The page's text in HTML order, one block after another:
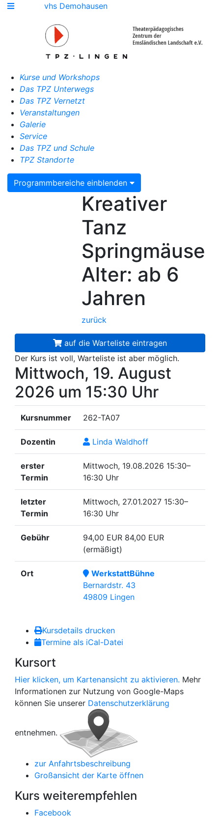
vhs Demohausen
Kurse und Workshops
Das TPZ Unterwegs
Das TPZ Vernetzt
Veranstaltungen
Galerie
Service
Das TPZ und Schule
TPZ Standorte
Programmbereiche einblenden
Kreativer
Tanz
Springmäuse
Alter: ab 6
Jahren
zurück
auf die Warteliste eintragen
Der Kurs ist voll, Warteliste ist aber möglich.
Mittwoch, 19. August
2026 um 15:30 Uhr
Kursnummer 262-TA07
Dozentin Linda Waldhoff
erster
Termin
Mittwoch, 19.08.2026 15:30–
16:30 Uhr
letzter
Termin
Mittwoch, 27.01.2027 15:30–
16:30 Uhr
Gebühr 94,00 EUR 84,00 EUR
(ermäßigt)
Ort
WerkstattBühne
Bernardstr. 43
49809 Lingen
Kursdetails drucken
Termine als iCal-Datei
Kursort
Hier klicken, um Kartenansicht zu aktivieren. Mehr
Informationen zur Nutzung von Google-Maps
können Sie unserer Datenschutzerklärung
entnehmen.
zur Anfahrtsbeschreibung
Großansicht der Karte öffnen
Kurs weiterempfehlen
Facebook